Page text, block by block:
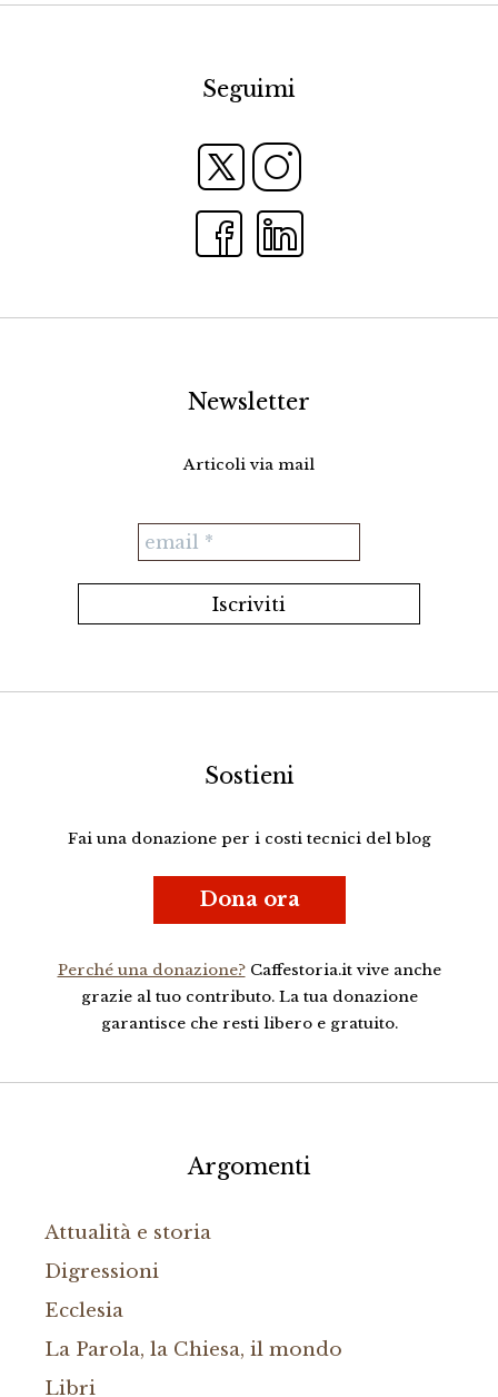
Seguimi
Newsletter
Articoli via mail
Sostieni
Fai una donazione per i costi tecnici del blog
Dona ora
Perché una donazione?Caffestoria.it vive anche
grazie al tuo contributo. La tua donazione
garantisce che resti libero e gratuito.
Argomenti
Attualità e storia
Digressioni
Ecclesia
La Parola, la Chiesa, il mondo
Libri